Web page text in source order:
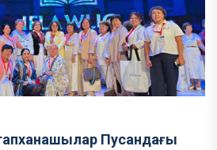
Пусандағы